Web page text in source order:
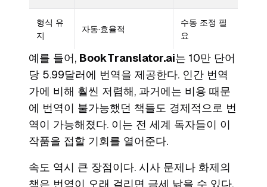
형식 유
지
자동·효율적
수동 조정 필
요
예를 들어, BookTranslator.ai는 10만 단어
당 5.99달러에 번역을 제공한다. 인간 번역
가에 비해 훨씬 저렴해, 과거에는 비용 때문
에 번역이 불가능했던 책들도 경제적으로 번
역이 가능해졌다. 이는 전 세계 독자들이 이
작품을 접할 기회를 열어준다.
속도 역시 큰 장점이다. 시사 문제나 화제의
책은 번역이 오래 걸리면 금세 낡을 수 있다.